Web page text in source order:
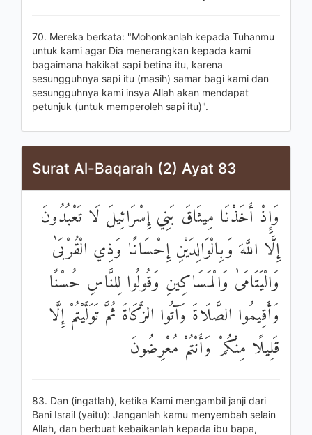
70. Mereka berkata: "Mohonkanlah kepada Tuhanmu
untuk kami agar Dia menerangkan kepada kami
bagaimana hakikat sapi betina itu, karena
sesungguhnya sapi itu (masih) samar bagi kami dan
sesungguhnya kami insya Allah akan mendapat
petunjuk (untuk memperoleh sapi itu)".
Surat Al-Baqarah (2) Ayat 83
وَإِذْ أَخَذْنَا مِيثَاقَ بَنِي إِسْرَائِيلَ لَا تَعْبُدُونَ
إِلَّا اللَّهَ وَبِالْوَالِدَيْنِ إِحْسَانًا وَذِي الْقُرْبَىٰ
وَالْيَتَامَىٰ وَالْمَسَاكِينِ وَقُولُوا لِلنَّاسِ حُسْنًا
وَأَقِيمُوا الصَّلَاةَ وَآتُوا الزَّكَاةَ ثُمَّ تَوَلَّيْتُمْ إِلَّا
قَلِيلًا مِنْكُمْ وَأَنْتُمْ مُعْرِضُونَ
83. Dan (ingatlah), ketika Kami mengambil janji dari
Bani Israil (yaitu): Janganlah kamu menyembah selain
Allah, dan berbuat kebaikanlah kepada ibu bapa,